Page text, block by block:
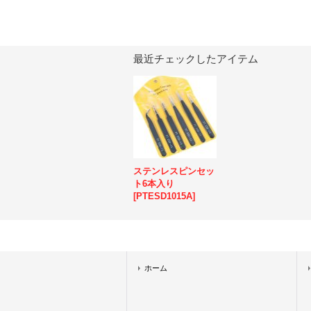
最近チェックしたアイテム
ステンレスピンセッ
ト6本入り
[PTESD1015A]
ホーム